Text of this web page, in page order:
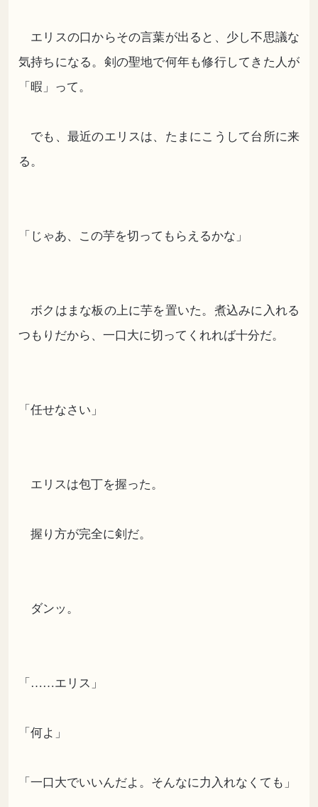
エリスの口からその言葉が出ると、少し不思議な
気持ちになる。剣の聖地で何年も修行してきた人が
「暇」って。
でも、最近のエリスは、たまにこうして台所に来
る。
「じゃあ、この芋を切ってもらえるかな」
ボクはまな板の上に芋を置いた。煮込みに入れる
つもりだから、一口大に切ってくれれば十分だ。
「任せなさい」
エリスは包丁を握った。
握り方が完全に剣だ。
ダンッ。
「……エリス」
「何よ」
「一口大でいいんだよ。そんなに力入れなくても」